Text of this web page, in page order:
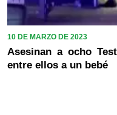
10 DE MARZO DE 2023
Asesinan a ocho
entre ellos a un bebé